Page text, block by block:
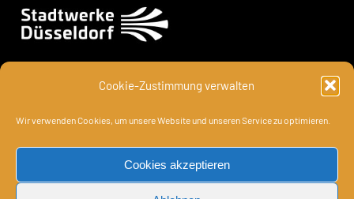
Cookie-Zustimmung verwalten
Wir verwenden Cookies, um unsere Website und unseren Service zu optimieren.
Cookies akzeptieren